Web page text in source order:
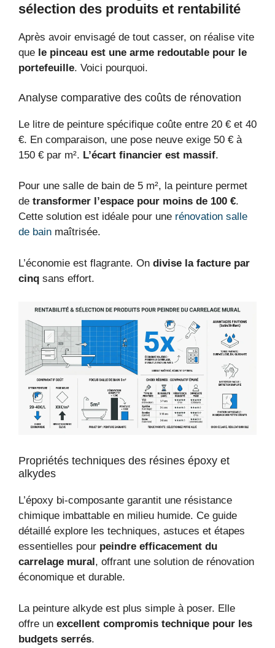
sélection des produits et rentabilité
Après avoir envisagé de tout casser, on réalise vite
que le pinceau est une arme redoutable pour le
portefeuille. Voici pourquoi.
Analyse comparative des coûts de rénovation
Le litre de peinture spécifique coûte entre 20 € et 40
€. En comparaison, une pose neuve exige 50 € à
150 € par m². L’écart financier est massif.
Pour une salle de bain de 5 m², la peinture permet
de transformer l’espace pour moins de 100 €.
Cette solution est idéale pour une rénovation salle
de bain maîtrisée.
L’économie est flagrante. On divise la facture par
cinq sans effort.
Propriétés techniques des résines époxy et
alkydes
L’époxy bi-composante garantit une résistance
chimique imbattable en milieu humide. Ce guide
détaillé explore les techniques, astuces et étapes
essentielles pour peindre efficacement du
carrelage mural , offrant une solution de rénovation
économique et durable.
La peinture alkyde est plus simple à poser. Elle
offre un excellent compromis technique pour les
budgets serrés.